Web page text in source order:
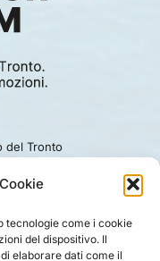
tecnologie come i cookie
del dispositivo. Il
elaborare dati come il
del Tronto
|DISCLAIMER